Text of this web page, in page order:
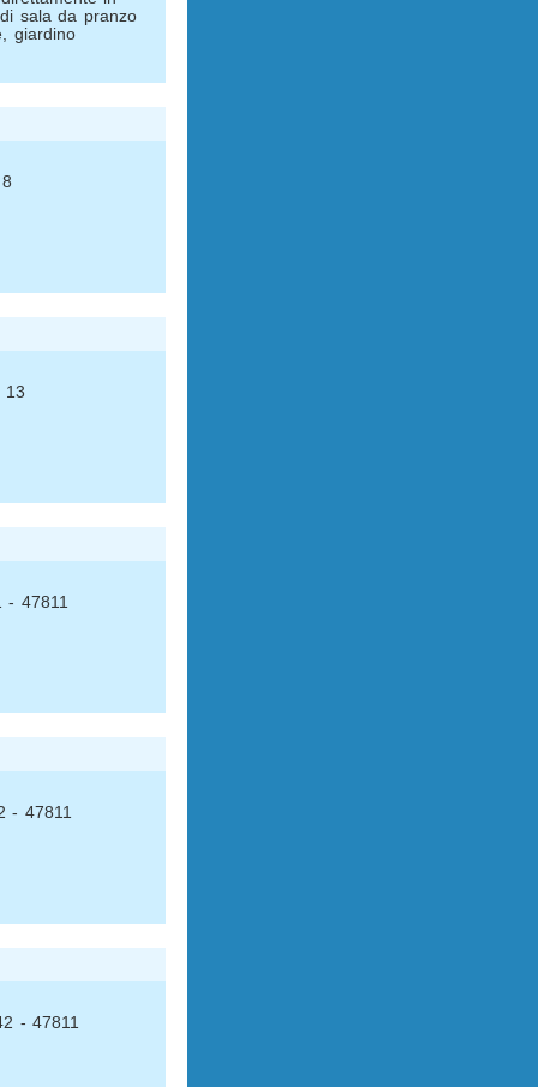
sala da pranzo
giardino
13
- 47811
- 47811
- 47811